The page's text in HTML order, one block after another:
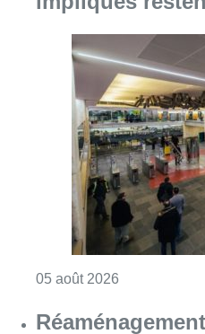
05 août 2026Consulter
Bertrand : une
menacés